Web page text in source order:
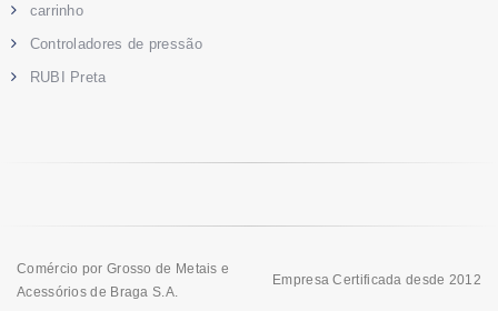
carrinho
Controladores de pressão
RUBI Preta
Comércio por Grosso de Metais e
Acessórios de Braga S.A.
Empresa Certificada desde 2012